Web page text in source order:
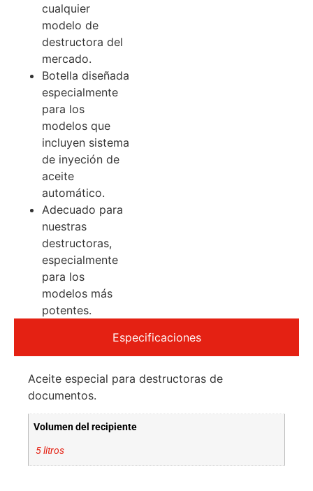
cualquier
modelo de
destructora del
mercado.
Botella diseñada
especialmente
para los
modelos que
incluyen sistema
de inyeción de
aceite
automático.
Adecuado para
nuestras
destructoras,
especialmente
para los
modelos más
potentes.
Especificaciones
Aceite especial para destructoras de
documentos.
Volumen del recipiente
5 litros